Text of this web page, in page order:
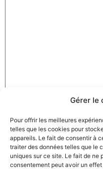
Gérer le
Pour offrir les meilleures
telles que les cookies pour
appareils. Le fait de consentir à
traiter des données telles que le
uniques sur ce site. Le fait de ne
consentement peut avoir un
E-mail*